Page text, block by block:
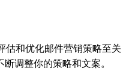
估和优化邮件营销策略至关
调整你的策略和文案。